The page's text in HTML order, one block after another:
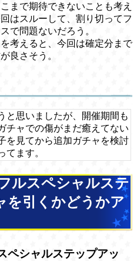
まで期待できないことも考え
はスルーして、割り切ってフ
で問題ないだろう。
考えると、今回は確定分まで
良さそう。
と思いましたが、開催期間も
チャでの傷がまだ癒えてない
を見てから追加ガチャを検討
てます。
ルスペシャルステ
を引くかどうかア
ペシャルステップアッ